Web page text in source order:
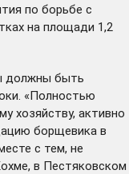
по борьбе с
на площади 1,2
должны быть
«Полностью
хозяйству, активно
борщевика в
с тем, не
в Пестяковском